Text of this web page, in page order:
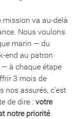
mission va au-delà
Nous voulons
marin — du
end au patron
à chaque étape
3 mois de
nos assurés, c'est
de dire : votre
notre priorité.